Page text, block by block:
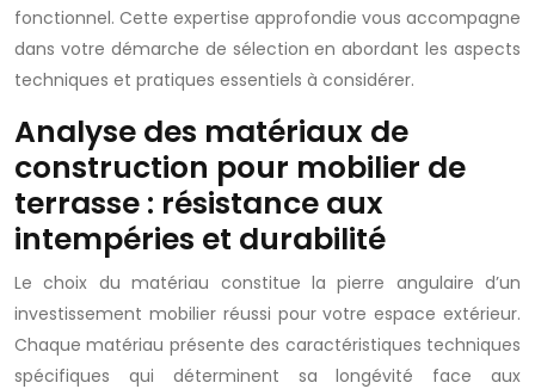
fonctionnel. Cette expertise approfondie vous accompagne
dans votre démarche de sélection en abordant les aspects
techniques et pratiques essentiels à considérer.
Analyse des matériaux de
construction pour mobilier de
terrasse : résistance aux
intempéries et durabilité
Le choix du matériau constitue la pierre angulaire d’un
investissement mobilier réussi pour votre espace extérieur.
Chaque matériau présente des caractéristiques techniques
spécifiques qui déterminent sa longévité face aux